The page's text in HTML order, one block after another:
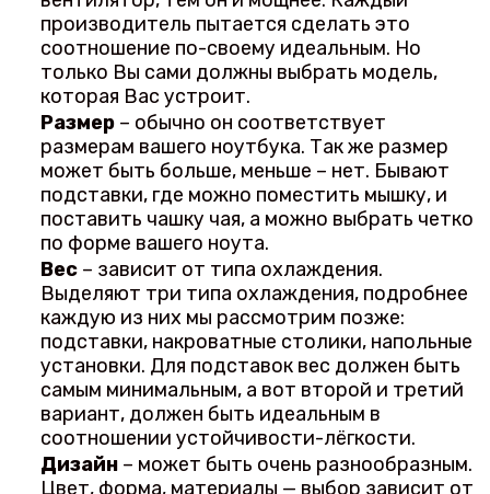
производитель пытается сделать это
соотношение по-своему идеальным. Но
только Вы сами должны выбрать модель,
которая Вас устроит.
Размер– обычно он соответствует
размерам вашего ноутбука. Так же размер
может быть больше, меньше – нет. Бывают
подставки, где можно поместить мышку, и
поставить чашку чая, а можно выбрать четко
по форме вашего ноута.
Вес – зависит от типа охлаждения.
Выделяют три типа охлаждения, подробнее
каждую из них мы рассмотрим позже:
подставки, накроватные столики, напольные
установки. Для подставок вес должен быть
самым минимальным, а вот второй и третий
вариант, должен быть идеальным в
соотношении устойчивости-лёгкости.
Дизайн– может быть очень разнообразным.
Цвет, форма, материалы — выбор зависит от